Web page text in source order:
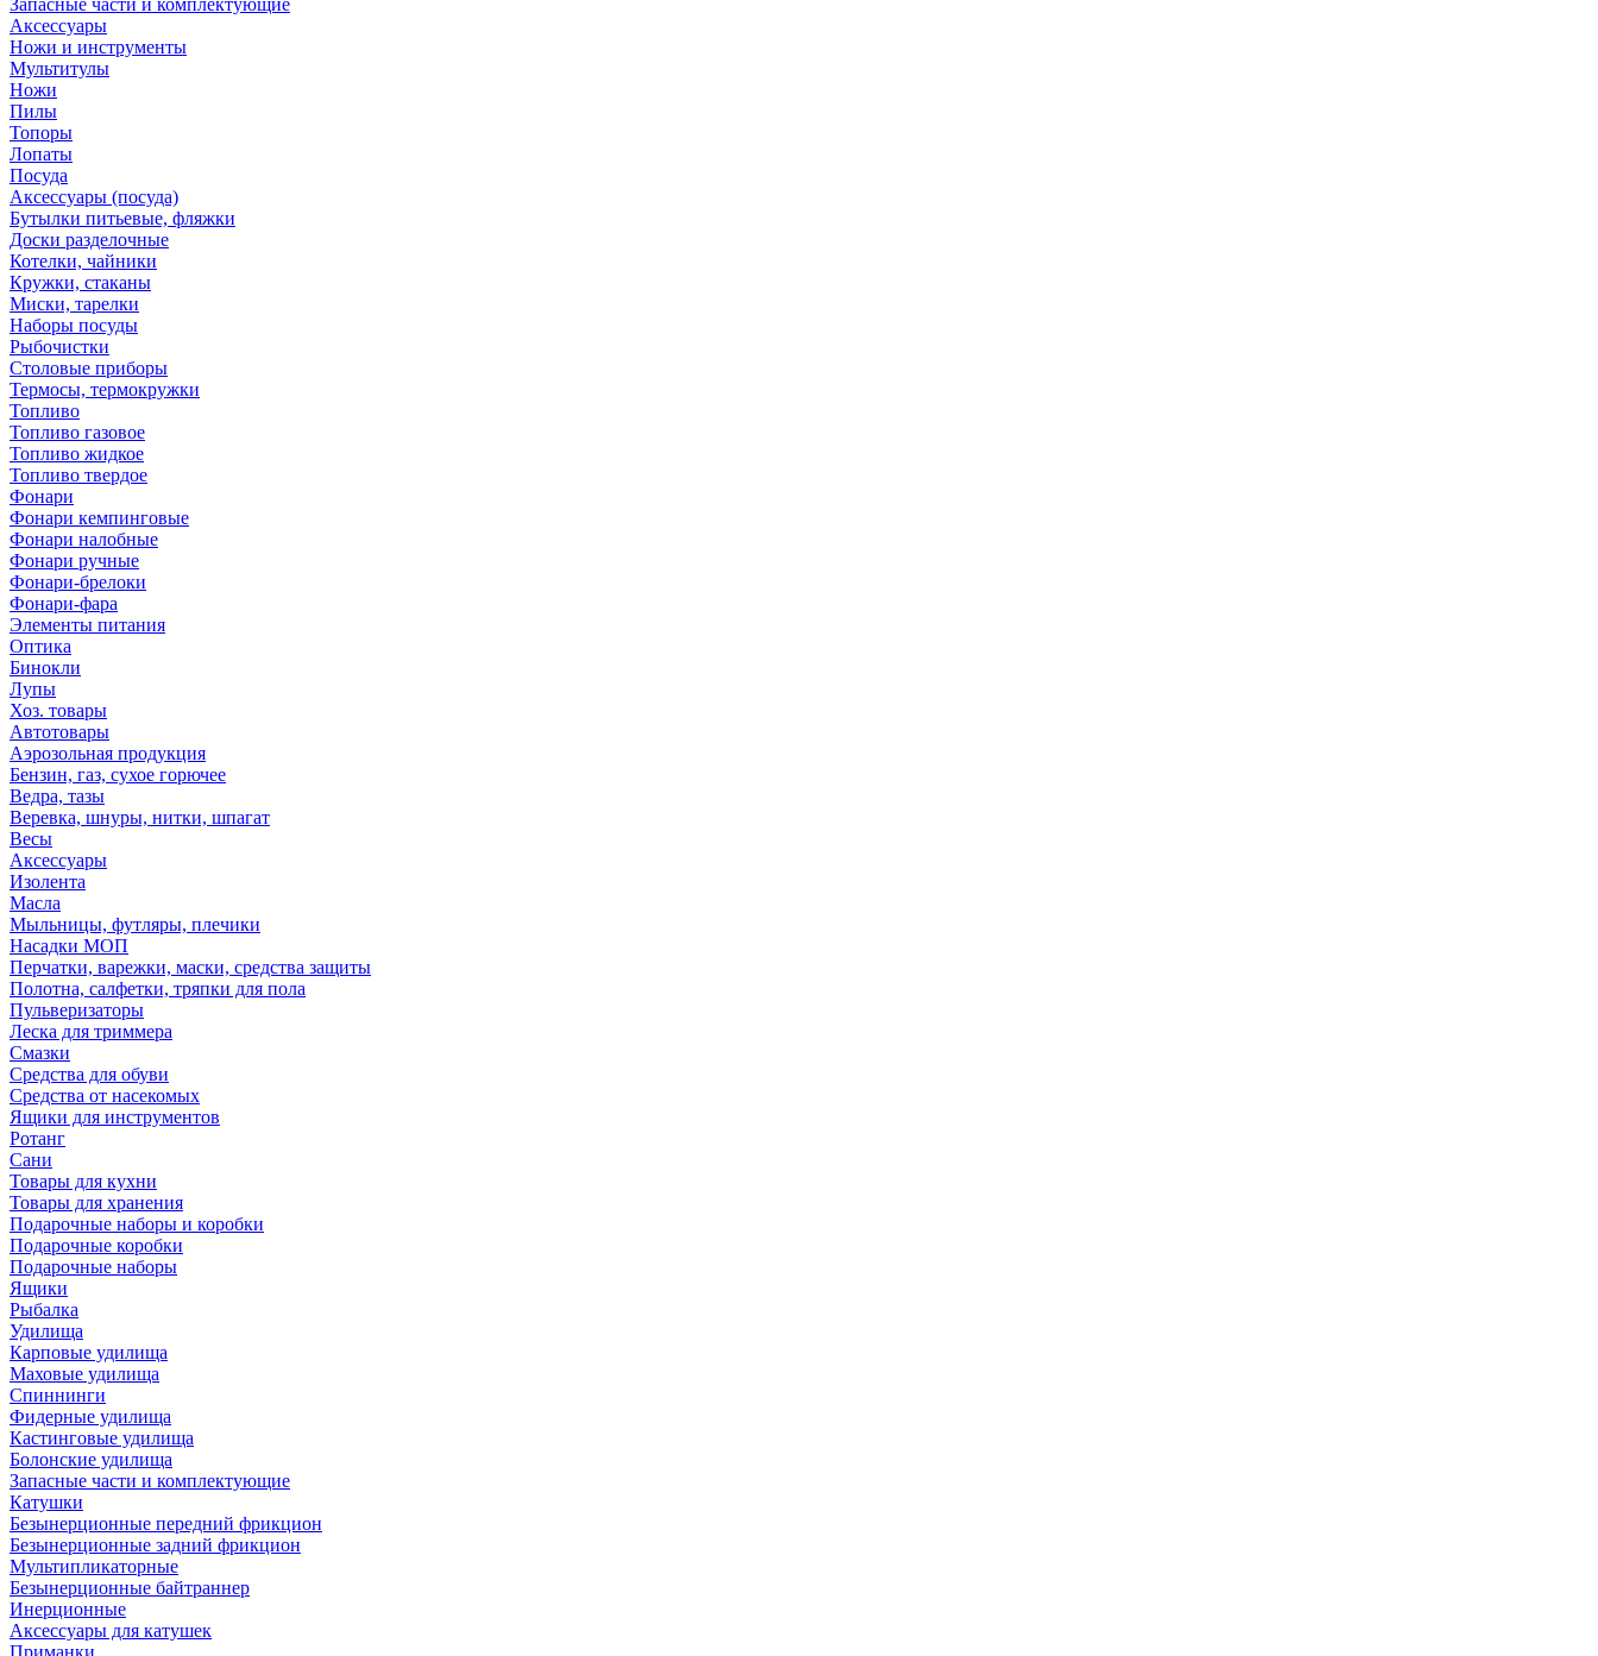
Запасные части и комплектующие
Аксессуары
Ножи и инструменты
Мультитулы
Ножи
Пилы
Топоры
Лопаты
Посуда
Аксессуары (посуда)
Бутылки питьевые, фляжки
Доски разделочные
Котелки, чайники
Кружки, стаканы
Миски, тарелки
Наборы посуды
Рыбочистки
Столовые приборы
Термосы, термокружки
Топливо
Топливо газовое
Топливо жидкое
Топливо твердое
Фонари
Фонари кемпинговые
Фонари налобные
Фонари ручные
Фонари-брелоки
Фонари-фара
Элементы питания
Оптика
Бинокли
Лупы
Хоз. товары
Автотовары
Аэрозольная продукция
Бензин, газ, сухое горючее
Ведра, тазы
Веревка, шнуры, нитки, шпагат
Весы
Аксессуары
Изолента
Масла
Мыльницы, футляры, плечики
Насадки МОП
Перчатки, варежки, маски, средства защиты
Полотна, салфетки, тряпки для пола
Пульверизаторы
Леска для триммера
Смазки
Средства для обуви
Средства от насекомых
Ящики для инструментов
Ротанг
Сани
Товары для кухни
Товары для хранения
Подарочные наборы и коробки
Подарочные коробки
Подарочные наборы
Ящики
Рыбалка
Удилища
Карповые удилища
Маховые удилища
Спиннинги
Фидерные удилища
Кастинговые удилища
Болонские удилища
Запасные части и комплектующие
Катушки
Безынерционные передний фрикцион
Безынерционные задний фрикцион
Мультипликаторные
Безынерционные байтраннер
Инерционные
Аксессуары для катушек
Приманки